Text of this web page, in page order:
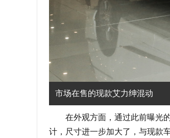
市场在售的现款艾力绅混动
在外观方面，通过此前曝光的
计，尺寸进一步加大了，与现款